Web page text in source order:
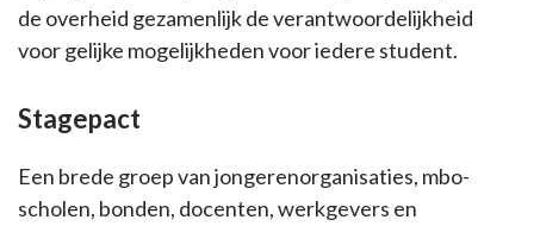
de overheid gezamenlijk de verantwoordelijkheid
voor gelijke mogelijkheden voor iedere student.
Stagepact
Een brede groep van jongerenorganisaties, mbo-
scholen, bonden, docenten, werkgevers en